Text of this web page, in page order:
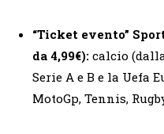
“Ticket evento”
da 4,99€): calcio
Serie A e B e la Uefa
MotoGp, Tennis,